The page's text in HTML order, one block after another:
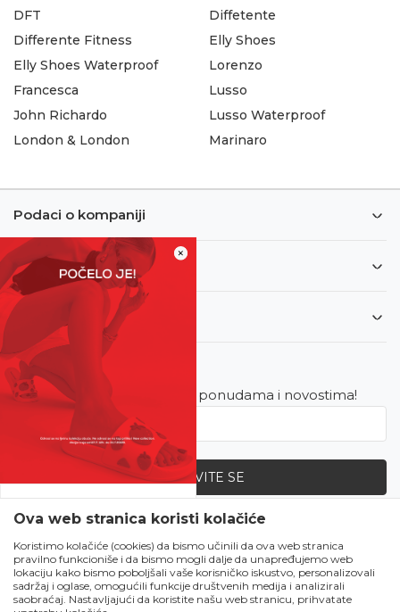
×
SVE UPOLA CIJENE!
Čekanju je kraj!
Počela je omiljena
ljetna akcija u Obući
Metro!
DFT
Differente Fitness
Diffetente
Elly Shoes
Elly Shoes Waterproof
Francesca
John Richardo
London & London
Lorenzo
Lusso
Lusso Waterproof
Marinaro
Podaci o kompaniji
Informacije
Korisnički servis
Newsletter
Budite u toku sa najnovijim ponudama i novostima!
PRIJAVITE SE
Zapratite nas
Ova web stranica koristi kolačiće
Koristimo kolačiće (cookies) da bismo učinili da ova web stranica
pravilno funkcioniše i da bismo mogli dalje da unapređujemo web
lokaciju kako bismo poboljšali vaše korisničko iskustvo, personalizovali
sadržaj i oglase, omogućili funkcije društvenih medija i analizirali
saobraćaj. Nastavljajući da koristite našu web stranicu, prihvatate